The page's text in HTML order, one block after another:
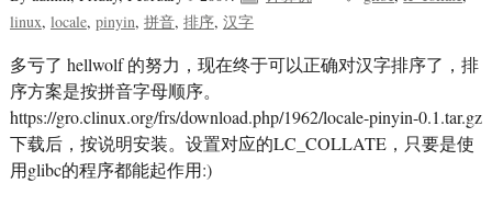
linux locale pinyin 拼音 排序 汉字
多亏了 hellwolf 的努力，现在终于可以正确对汉字排序了，排
序方案是按拼音字母顺序。
https://gro.clinux.org/frs/download.php/1962/locale-pinyin-0.1.tar.gz
下载后，按说明安装。设置对应的LC_COLLATE，只要是使
用glibc的程序都能起作用:)